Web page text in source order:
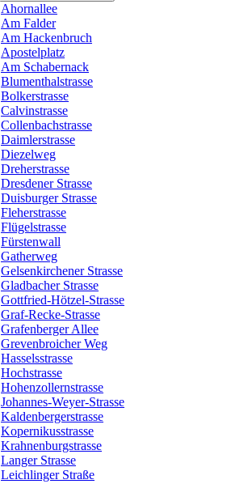
Ahornallee
Am Falder
Am Hackenbruch
Apostelplatz
Am Schabernack
Blumenthalstrasse
Bolkerstrasse
Calvinstrasse
Collenbachstrasse
Daimlerstrasse
Diezelweg
Dreherstrasse
Dresdener Strasse
Duisburger Strasse
Fleherstrasse
Flügelstrasse
Fürstenwall
Gatherweg
Gelsenkirchener Strasse
Gladbacher Strasse
Gottfried-Hötzel-Strasse
Graf-Recke-Strasse
Grafenberger Allee
Grevenbroicher Weg
Hasselsstrasse
Hochstrasse
Hohenzollernstrasse
Johannes-Weyer-Strasse
Kaldenbergerstrasse
Kopernikusstrasse
Krahnenburgstrasse
Langer Strasse
Leichlinger Straße